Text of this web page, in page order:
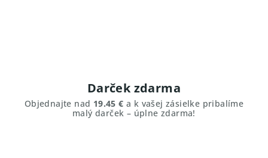
Darček zdarma
Objednajte nad 19.45 € a k vašej zásielke pribalíme
malý darček – úplne zdarma!